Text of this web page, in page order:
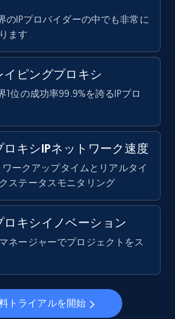
のIPプロバイダーの中でも非常に
ます
イピングプロキシ
1位の成功率99.9%を誇るIPプロ
キシIPネットワーク速度
ークアップタイムとリアルタイ
ステータスモニタリング
ロキシイノベーション
ネージャーでプロジェクトをス
トライアルを開始